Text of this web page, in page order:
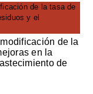
de la
en la
de